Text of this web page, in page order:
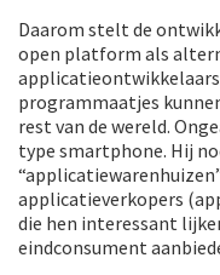
Daarom stelt de
open platform als
programmaatjes
rest van de wereld.
type smartphone. Hij
applicatieverkopers
die hen interessant
eindconsument